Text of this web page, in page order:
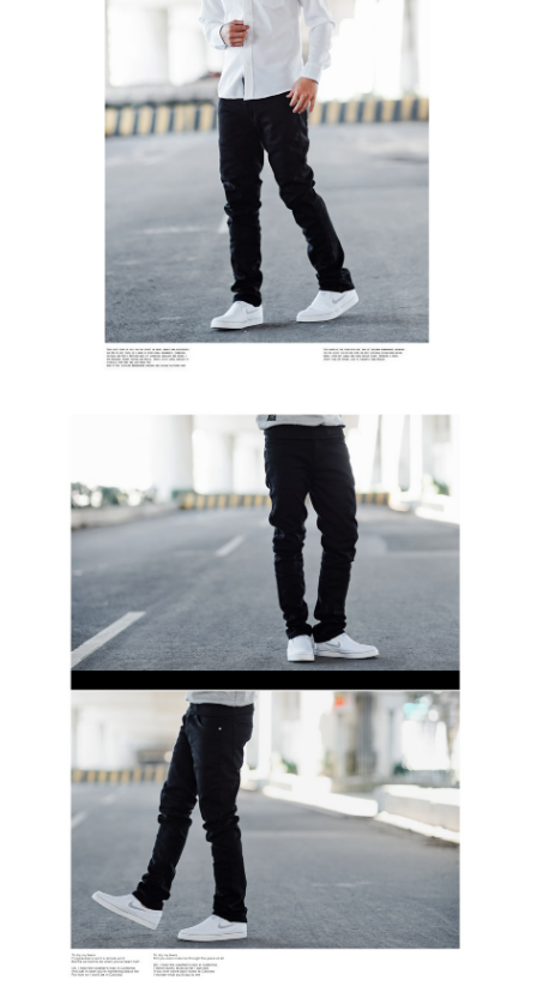
購買商品的店家。未經商家同意取消之訂單仍視為有效，需透過AFTEE先享
※ 交易是否成功請以「AFTEE先享後付 」之結帳頁面顯示為準，若有關於
是否繳費成功／繳費後需取消欲退款等相關疑問，請聯繫「AFTEE先享後付
客戶支援中心」https://netprotections.freshdesk.com/support/home
【注意事項】
１．透過由恩沛科技股份有限公司提供之「AFTEE先享後付」服務完成之交
易，需依本服務之必要範圍內提供個人資料，並將交易相關給付款項請求債
權轉讓予恩沛科技股份有限公司。
２．關於個人資料處理事宜，請瀏覽以下網址：
３．未成年的使用者請事先徵得法定代理人或監護人之同意方可使用
「AFTEE先享後付」，若未經同意申辦者引起之損失，本公司不負相關責
４．使用「AFTEE先享後付」時，將依據個別帳號之用戶狀況，依本公司即
時審查核予不同之上限額度；若仍有額度不足之情形，本公司將視審查結果
恩沛科技股份有限公司將有權停止該用戶之使用額度並採取法律行動。
每筆NT$80，滿NT$1,800(含以上)免運費
每筆NT$80，滿NT$1,800(含以上)免運費
每筆NT$120，滿NT$3,000(含以上)免運費